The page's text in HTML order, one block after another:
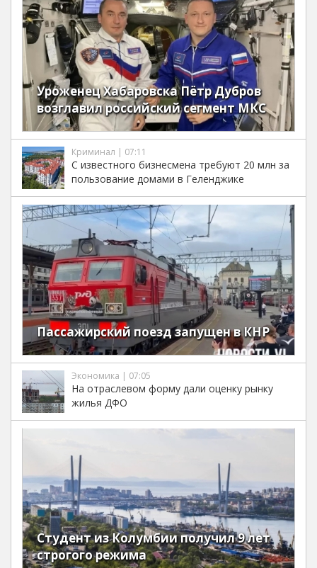
Уроженец Хабаровска Пётр Дубров
возглавил российский сегмент МКС
Криминал | 07:11
С известного бизнесмена требуют 20 млн за
пользование домами в Геленджике
Пассажирский поезд запущен в КНР
Экономика | 07:05
На отраслевом форму дали оценку рынку
жилья ДФО
Студент из Колумбии получил 9 лет
строгого режима